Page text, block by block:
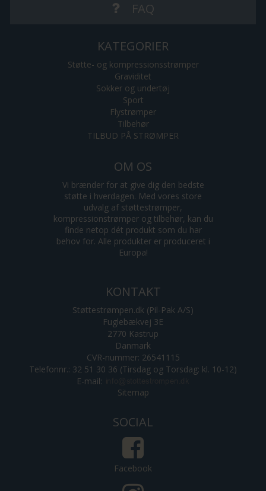
FAQ
KATEGORIER
Støtte- og kompressionsstrømper
Graviditet
Sokker og undertøj
Sport
Flystrømper
Tilbehør
TILBUD PÅ STRØMPER
OM OS
Vi brænder for at give dig den bedste
støtte i hverdagen. Med vores store
udvalg af støttestrømper,
kompressionstrømper og tilbehør, kan du
finde netop dét produkt som du har
behov for. Alle produkter er produceret i
Europa!
KONTAKT
Støttestrømpen.dk (Pil-Pak A/S)
Fuglebækvej 3E
2770 Kastrup
Danmark
CVR-nummer: 26541115
Telefonnr.: 32 51 30 36 (Tirsdag og Torsdag: kl. 10-12)
E-mail:
Sitemap
SOCIAL
Facebook